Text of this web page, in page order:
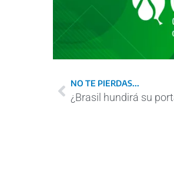
NO TE PIERDAS...